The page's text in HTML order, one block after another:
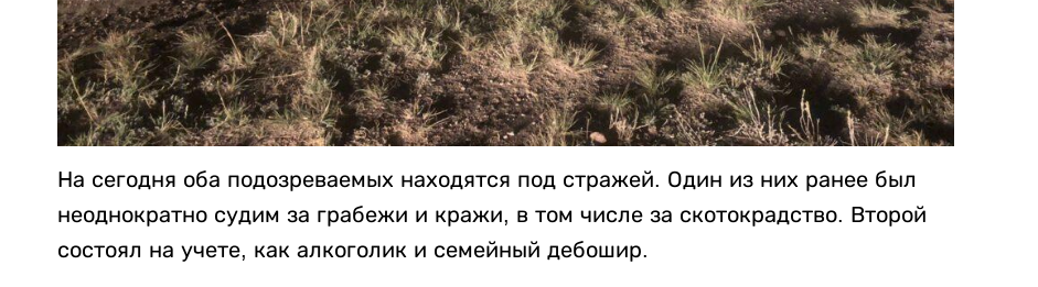
На сегодня оба подозреваемых находятся под стражей. Один из них ранее был
неоднократно судим за грабежи и кражи, в том числе за скотокрадство. Второй
состоял на учете, как алкоголик и семейный дебошир.